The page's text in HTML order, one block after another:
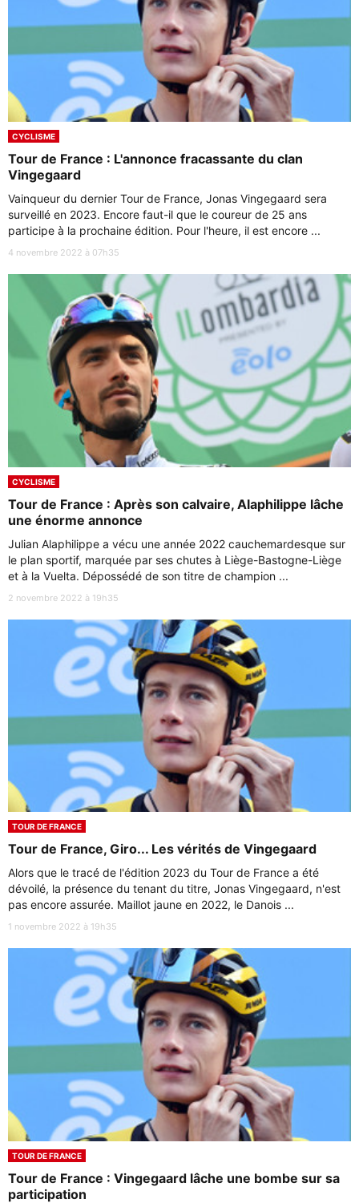
CYCLISME
Tour de France : L'annonce fracassante du clan
Vingegaard
Vainqueur du dernier Tour de France, Jonas Vingegaard sera
surveillé en 2023. Encore faut-il que le coureur de 25 ans
participe à la prochaine édition. Pour l'heure, il est encore ...
4 novembre 2022 à 07h35
CYCLISME
Tour de France : Après son calvaire, Alaphilippe lâche
une énorme annonce
Julian Alaphilippe a vécu une année 2022 cauchemardesque sur
le plan sportif, marquée par ses chutes à Liège-Bastogne-Liège
et à la Vuelta. Dépossédé de son titre de champion ...
2 novembre 2022 à 19h35
TOUR DE FRANCE
Tour de France, Giro... Les vérités de Vingegaard
Alors que le tracé de l'édition 2023 du Tour de France a été
dévoilé, la présence du tenant du titre, Jonas Vingegaard, n'est
pas encore assurée. Maillot jaune en 2022, le Danois ...
1 novembre 2022 à 19h35
TOUR DE FRANCE
Tour de France : Vingegaard lâche une bombe sur sa
participation